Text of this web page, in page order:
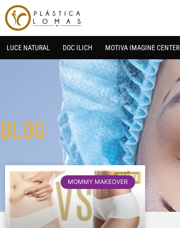
LUCE NATURAL DOC ILICH MOTIVA IMAGINE CENTER
BLOG
MOMMY MAKEOVER